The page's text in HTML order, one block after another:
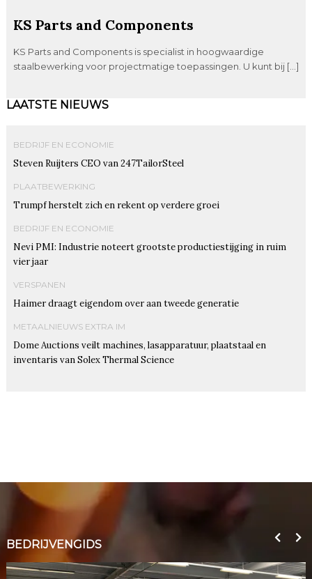
KS Parts and Components
KS Parts and Components is specialist in hoogwaardige
staalbewerking voor projectmatige toepassingen. U kunt bij […]
LAATSTE NIEUWS
BEDRIJF EN ECONOMIE
Steven Ruijters CEO van 247TailorSteel
PLAATBEWERKING
Trumpf herstelt zich en rekent op verdere groei
BEDRIJF EN ECONOMIE
Nevi PMI: Industrie noteert grootste productiestijging in ruim
vier jaar
VERSPANEN
Haimer draagt eigendom over aan tweede generatie
METAALNIEUWS EXTRA IM
Dome Auctions veilt machines, lasapparatuur, plaatstaal en
inventaris van Solex Thermal Science
BEDRIJVENGIDS